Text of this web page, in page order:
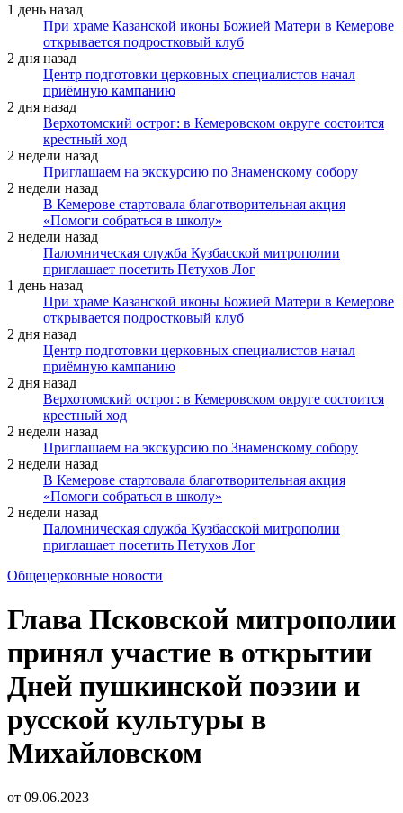
1 день назад
При храме Казанской иконы Божией Матери в Кемерове
открывается подростковый клуб
2 дня назад
Центр подготовки церковных специалистов начал
приёмную кампанию
2 дня назад
Верхотомский острог: в Кемеровском округе состоится
крестный ход
2 недели назад
Приглашаем на экскурсию по Знаменскому собору
2 недели назад
В Кемерове стартовала благотворительная акция
«Помоги собраться в школу»
2 недели назад
Паломническая служба Кузбасской митрополии
приглашает посетить Петухов Лог
1 день назад
При храме Казанской иконы Божией Матери в Кемерове
открывается подростковый клуб
2 дня назад
Центр подготовки церковных специалистов начал
приёмную кампанию
2 дня назад
Верхотомский острог: в Кемеровском округе состоится
крестный ход
2 недели назад
Приглашаем на экскурсию по Знаменскому собору
2 недели назад
В Кемерове стартовала благотворительная акция
«Помоги собраться в школу»
2 недели назад
Паломническая служба Кузбасской митрополии
приглашает посетить Петухов Лог
Общецерковные новости
Глава Псковской митрополии
принял участие в открытии
Дней пушкинской поэзии и
русской культуры в
Михайловском
от 09.06.2023